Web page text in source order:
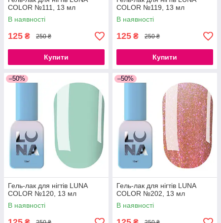
COLOR №111, 13 мл
В наявності
125 ₴ 250 ₴
Купити
COLOR №119, 13 мл
В наявності
125 ₴ 250 ₴
Купити
–50%
Гель-лак для нігтів LUNA
COLOR №120, 13 мл
В наявності
–50%
Гель-лак для нігтів LUNA
COLOR №202, 13 мл
В наявності